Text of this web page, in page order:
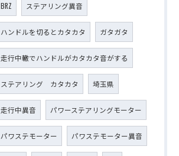
BRZ ステアリング異音
ハンドルを切るとカタカタ ガタガタ
走行中轍でハンドルがカタカタ音がする
ステアリング カタカタ 埼玉県
走行中異音 パワーステアリングモーター
パワステモーター パワステモーター異音